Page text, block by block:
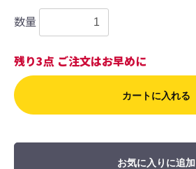
数量
残り3点 ご注文はお早めに
カートに入れる
お気に入りに追加